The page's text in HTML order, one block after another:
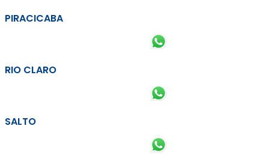
PIRACICABA
RIO CLARO
SALTO